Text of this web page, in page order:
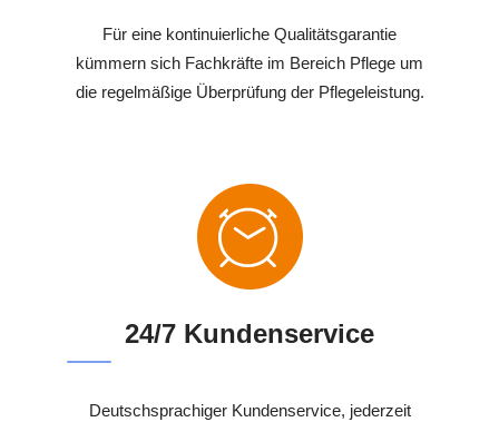
Für eine kontinuierliche Qualitätsgarantie
kümmern sich Fachkräfte im Bereich Pflege um
die regelmäßige Überprüfung der Pflegeleistung.
24/7 Kundenservice
Deutschsprachiger Kundenservice, jederzeit